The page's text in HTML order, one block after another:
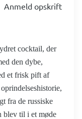
Anmeld opskrift
cocktail, der
den dybe,
et frisk pift af
fra de russiske
blev til i et møde